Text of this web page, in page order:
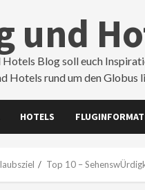
und
Hotels Blog soll euch
Hotels rund um den Globus
HOTELS
Top 10 –